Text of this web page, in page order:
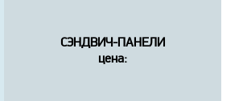
СЭНДВИЧ-ПАНЕЛИ
цена: